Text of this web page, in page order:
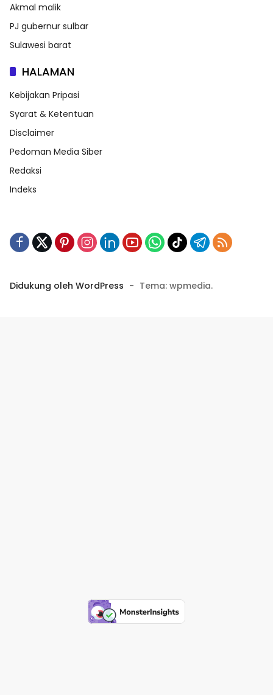
Akmal malik
PJ gubernur sulbar
Sulawesi barat
HALAMAN
Kebijakan Pripasi
Syarat & Ketentuan
Disclaimer
Pedoman Media Siber
Redaksi
Indeks
Didukung oleh WordPress - Tema: wpmedia.